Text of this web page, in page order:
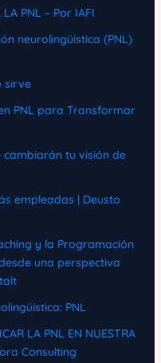
LA PNL – Por IAFI
neurolingüística (PNL)
sirve
PNL para Transformar
cambiarán tu visión de
empleadas | Deusto
y la Programación
una perspectiva
PNL
LA PNL EN NUESTRA
Consulting